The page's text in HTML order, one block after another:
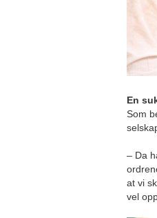
En
Som
– Da
at vi
vel